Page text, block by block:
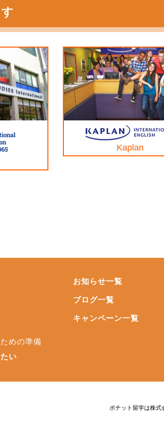
Kaplan
めの準備
い
お知らせ一覧
ブログ一覧
キャンペーン一覧
ポチット留学は株